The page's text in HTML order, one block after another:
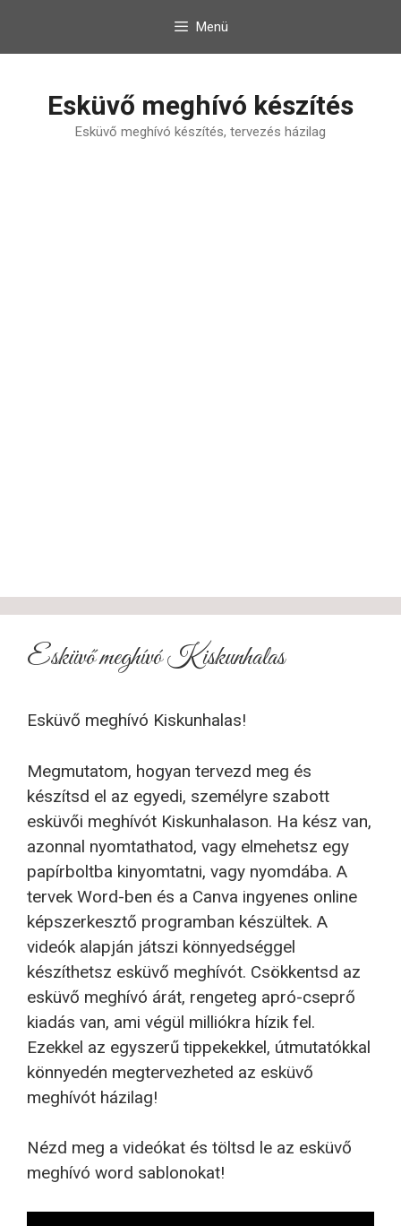
Menü
Esküvő meghívó készítés
Esküvő meghívó készítés, tervezés házilag
Esküvő meghívó Kiskunhalas
Esküvő meghívó Kiskunhalas!
Megmutatom, hogyan tervezd meg és
készítsd el az egyedi, személyre szabott
esküvői meghívót Kiskunhalason. Ha kész van,
azonnal nyomtathatod, vagy elmehetsz egy
papírboltba kinyomtatni, vagy nyomdába. A
tervek Word-ben és a Canva ingyenes online
képszerkesztő programban készültek. A
videók alapján játszi könnyedséggel
készíthetsz esküvő meghívót. Csökkentsd az
esküvő meghívó árát, rengeteg apró-cseprő
kiadás van, ami végül milliókra hízik fel.
Ezekkel az egyszerű tippekekkel, útmutatókkal
könnyedén megtervezheted az esküvő
meghívót házilag!
Nézd meg a videókat és töltsd le az esküvő
meghívó word sablonokat!